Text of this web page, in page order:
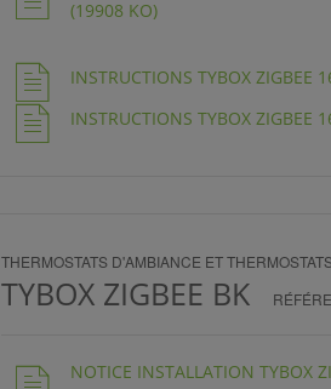
(19908 KO)
INSTRUCTIONS TYBOX ZIGBEE
INSTRUCTIONS TYBOX ZIGBEE
THERMOSTATS D'AMBIANCE ET
TYBOX ZIGBEE BK
NOTICE INSTALLATION TYBOX